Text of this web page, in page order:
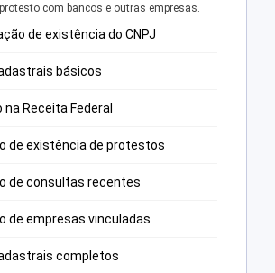
com bancos e outras empresas.
de existência do CNPJ
básicos
na Receita Federal
de existência de protestos
de consultas recentes
de empresas vinculadas
completos